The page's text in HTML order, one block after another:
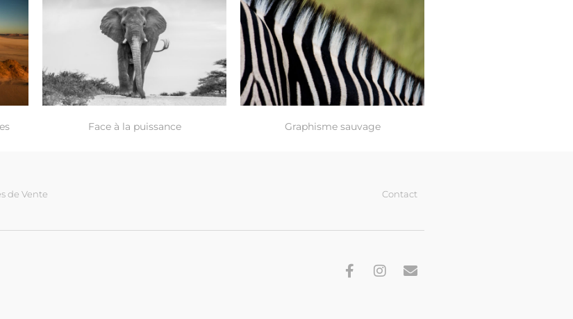
Face à la puissance Graphisme sauvage
de Vente Contact